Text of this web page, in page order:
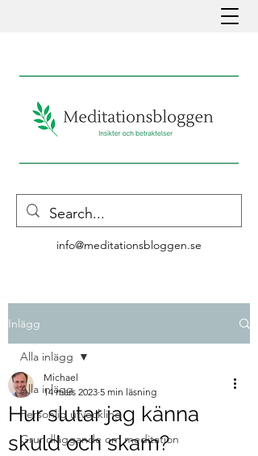
info@meditationsbloggen.se
Inlägg
Alla inlägg
Personlig utveckling
Grundläggande om meditation
Alla inlägg
Hur slutar jag känna
skuld och skam?
Michael
14 mars 2023 5 min läsning